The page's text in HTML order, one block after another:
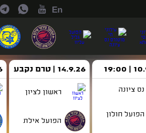
En
נס ציונה
הפועל חולון
14.9.26 | טרם נקבע
ראשון לציון
הפועל אילת